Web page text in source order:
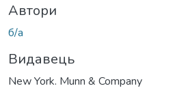
Автори
б/а
Видавець
New York. Munn & Company